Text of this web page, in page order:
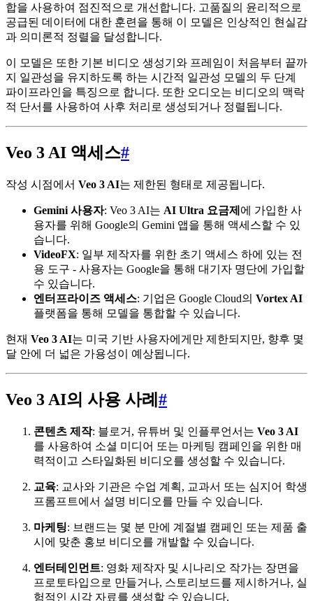
합을 사용하여 점진적으로 개선합니다. 고품질의 윤리적으로
공급된 데이터에 대한 훈련을 통해 이 모델은 인상적인 현실감
과 의미론적 정렬을 달성합니다.
이 모델은 또한 기본 비디오 생성기와 프레임이 처음부터 끝까
지 일관성을 유지하도록 하는 시간적 일관성 모델의 두 단계
파이프라인을 특징으로 합니다. 또한 오디오는 비디오의 맥락
적 단서를 사용하여 사후 처리로 생성되거나 정렬됩니다.
Veo 3 AI 액세스#
작성 시점에서 Veo 3 AI는 제한된 형태로 제공됩니다.
Gemini 사용자: Veo 3 AI는 AI Ultra 요금제 에 가입한 사
용자를 위해 Google의 Gemini 앱을 통해 액세스할 수 있
습니다.
VideoFX: 일부 제작자를 위한 초기 액세스 하에 있는 전
용 도구 - 사용자는 Google을 통해 대기자 명단에 가입할
수 있습니다.
엔터프라이즈 액세스: 기업은 Google Cloud의 Vortex AI
플랫폼을 통해 모델을 통합할 수 있습니다.
현재 Veo 3 AI는 미국 기반 사용자에게만 제한되지만, 향후 몇
달 안에 더 넓은 가용성이 예상됩니다.
Veo 3 AI의 사용 사례 #
콘텐츠 제작: 블로거, 유튜버 및 인플루언서는 Veo 3 AI
를 사용하여 소셜 미디어 또는 마케팅 캠페인을 위한 매
력적이고 스타일화된 비디오를 생성할 수 있습니다.
교육: 교사와 기관은 수업 계획, 교과서 또는 심지어 학생
프롬프트에서 설명 비디오를 만들 수 있습니다.
마케팅: 브랜드는 몇 분 만에 계절별 캠페인 또는 제품 출
시에 맞춘 홍보 비디오를 개발할 수 있습니다.
엔터테인먼트: 영화 제작자 및 시나리오 작가는 장면을
프로토타입으로 만들거나, 스토리보드를 제시하거나, 실
험적인 시각 자료를 생성할 수 있습니다.